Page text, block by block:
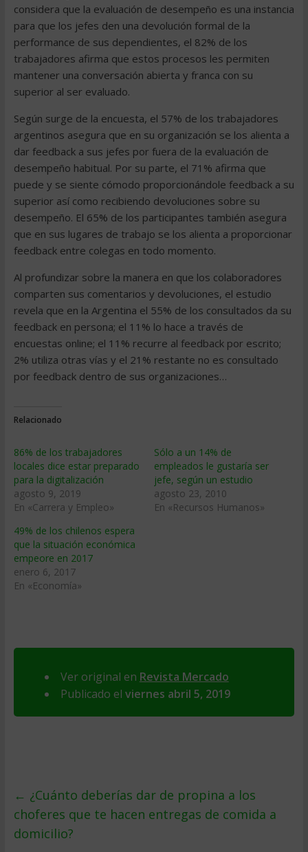
considera que la evaluación de desempeño es una instancia
para que los jefes den una devolución formal de la
performance de sus dependientes, el 82% de los
trabajadores afirma que estos procesos les permiten
mantener una conversación abierta y franca con su
superior al ser evaluado.
Según surge de la encuesta, el 57% de los trabajadores
argentinos asegura que en su organización se los alienta a
dar feedback a sus jefes por fuera de la evaluación de
desempeño habitual. Por su parte, el 71% afirma que
puede y se siente cómodo proporcionándole feedback a su
superior así como recibiendo devoluciones sobre su
desempeño. El 65% de los participantes también asegura
que en sus lugares de trabajo se los alienta a proporcionar
feedback entre colegas en todo momento.
Al profundizar sobre la manera en que los colaboradores
comparten sus comentarios y devoluciones, el estudio
revela que en la Argentina el 55% de los consultados da su
feedback en persona; el 11% lo hace a través de
encuestas online; el 11% recurre al feedback por escrito;
2% utiliza otras vías y el 21% restante no es consultado
por feedback dentro de sus organizaciones…
Relacionado
86% de los trabajadores
locales dice estar preparado
para la digitalización
agosto 9, 2019
En «Carrera y Empleo»
Sólo a un 14% de
empleados le gustaría ser
jefe, según un estudio
agosto 23, 2010
En «Recursos Humanos»
49% de los chilenos espera
que la situación económica
empeore en 2017
enero 6, 2017
En «Economía»
Ver original en Revista Mercado
Publicado el viernes abril 5, 2019
← ¿Cuánto deberías dar de propina a los
choferes que te hacen entregas de comida a
domicilio?